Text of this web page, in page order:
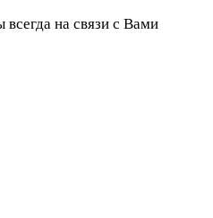
на связи с Вами